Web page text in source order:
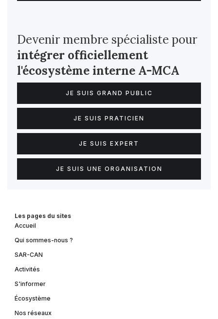
Devenir membre spécialiste pour
intégrer officiellement
l'écosystème interne A-MCA
JE SUIS GRAND PUBLIC
JE SUIS PRATICIEN
JE SUIS EXPERT
JE SUIS UNE ORGANISATION
Les pages du sites
Accueil
Qui sommes-nous ?
SAR-CAN
Activités
S'informer
Écosystème
Nos réseaux